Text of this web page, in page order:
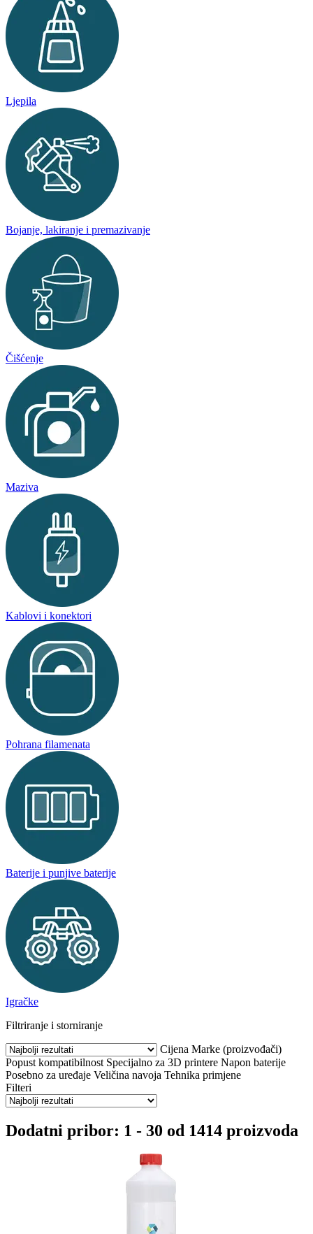
Ljepila
Bojanje, lakiranje i premazivanje
Čišćenje
Maziva
Kablovi i konektori
Pohrana filamenata
Baterije i punjive baterije
Igračke
Filtriranje i storniranje
Cijena Marke (proizvođači)
Popust kompatibilnost Specijalno za 3D printere Napon baterije
Posebno za uređaje Veličina navoja Tehnika primjene
Filteri
Dodatni pribor: 1 - 30 od 1414 proizvoda